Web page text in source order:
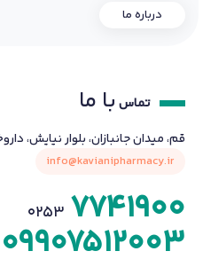
درباره ما
تماس با ما
قم، میدان جانبازان، بلوار نیایش،
info@kavianipharmacy.ir
0253 7741900
09907512003